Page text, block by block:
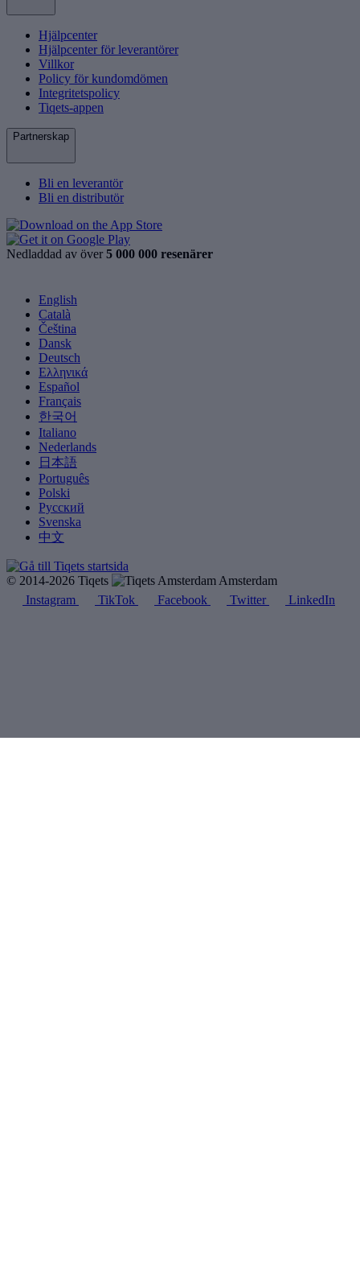
Hjälpcenter
Hjälpcenter för leverantörer
Villkor
Policy för kundomdömen
Integritetspolicy
Tiqets-appen
Partnerskap
Bli en leverantör
Bli en distributör
Nedladdad av över 5 000 000 resenärer
English
Català
Čeština
Dansk
Deutsch
Ελληνικά
Español
Français
한국어
Italiano
Nederlands
日本語
Português
Polski
Русский
Svenska
中文
© 2014-2026 Tiqets
Amsterdam
Instagram
TikTok Facebook Twitter LinkedIn